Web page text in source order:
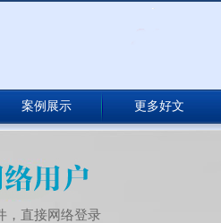
案例展示 更多好文
，直接网络登录